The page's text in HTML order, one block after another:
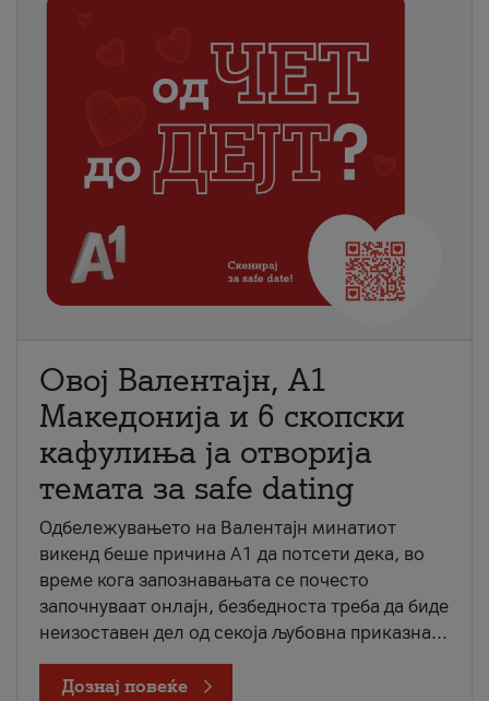
Овој Валентајн, A1
Македонија и 6 скопски
кафулиња ја отворија
темата за safe dating
Одбележувањето на Валентајн минатиот
викенд беше причина А1 да потсети дека, во
време кога запознавањата се почесто
започнуваат онлајн, безбедноста треба да биде
неизоставен дел од секоја љубовна приказна...
Дознај повеќе